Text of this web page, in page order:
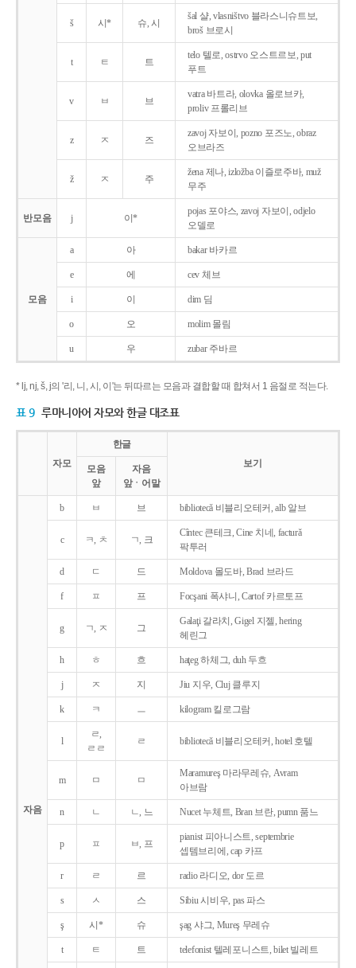
š 시* 슈, 시
šal 샬, vlasništvo 블라스니슈트보,
broš 브로시
t ㅌ 트
telo 텔로, ostrvo 오스트르보, put
푸트
v ㅂ 브
vatra 바트라, olovka 올로브카,
proliv 프롤리브
z ㅈ 즈
zavoj 자보이, pozno 포즈노, obraz
오브라즈
ž ㅈ 주
žena 제나, izložba 이즐로주바, muž
무주
반모음 j 이*
pojas 포야스, zavoj 자보이, odjelo
오델로
모음
a 아 bakar 바카르
e 에 cev 체브
i 이 dim 딤
o 오 molim 몰림
u 우 zubar 주바르
* lj, nj, š, j의 '리, 니, 시, 이'는 뒤따르는 모음과 결합할 때 합쳐서 1 음절로 적는다.
표 9 루마니아어 자모와 한글 대조표
자모
한글
보기
모음
앞
자음
앞ㆍ어말
자음
b ㅂ 브 bibliotecǎ 비블리오테커, alb 알브
c ㅋ, ㅊ ㄱ, 크
Cîntec 큰테크, Cine 치네, facturǎ
팍투러
d ㄷ 드 Moldova 몰도바, Brad 브라드
f ㅍ 프 Focşani 폭샤니, Cartof 카르토프
g ㄱ, ㅈ 그
Galaţi 갈라치, Gigel 지젤, hering
헤린그
h ㅎ 흐 haţeg 하체그, duh 두흐
j ㅈ 지 Jiu 지우, Cluj 클루지
k ㅋ ㅡ kilogram 킬로그람
l
ㄹ,
ㄹㄹ
ㄹ bibliotecǎ 비블리오테커, hotel 호텔
m ㅁ ㅁ
Maramureş 마라무레슈, Avram
아브람
n ㄴ ㄴ, 느 Nucet 누체트, Bran 브란, pumn 품느
p ㅍ ㅂ, 프
pianist 피아니스트, septembrie
셉템브리에, cap 카프
r ㄹ 르 radio 라디오, dor 도르
s ㅅ 스 Sibiu 시비우, pas 파스
ş 시* 슈 şag 샤그, Mureş 무레슈
t ㅌ 트 telefonist 텔레포니스트, bilet 빌레트